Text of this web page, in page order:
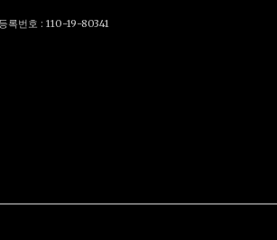
록번호 : 110-19-80341